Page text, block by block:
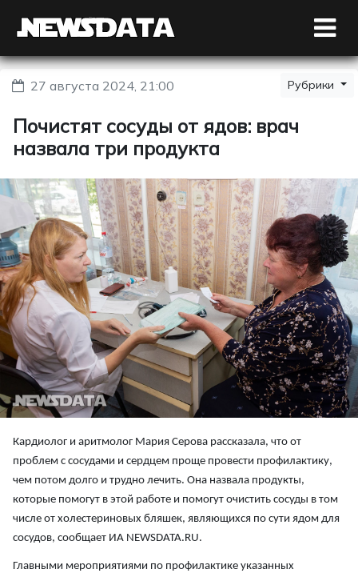
27 августа 2024, 21:00 Рубрики
Почистят сосуды от ядов: врач
назвала три продукта
Кардиолог и аритмолог Мария Серова рассказала, что от
проблем с сосудами и сердцем проще провести профилактику,
чем потом долго и трудно лечить. Она назвала продукты,
которые помогут в этой работе и помогут очистить сосуды в том
числе от холестериновых бляшек, являющихся по сути ядом для
сосудов, сообщает ИА NEWSDATA.RU.
Главными мероприятиями по профилактике указанных